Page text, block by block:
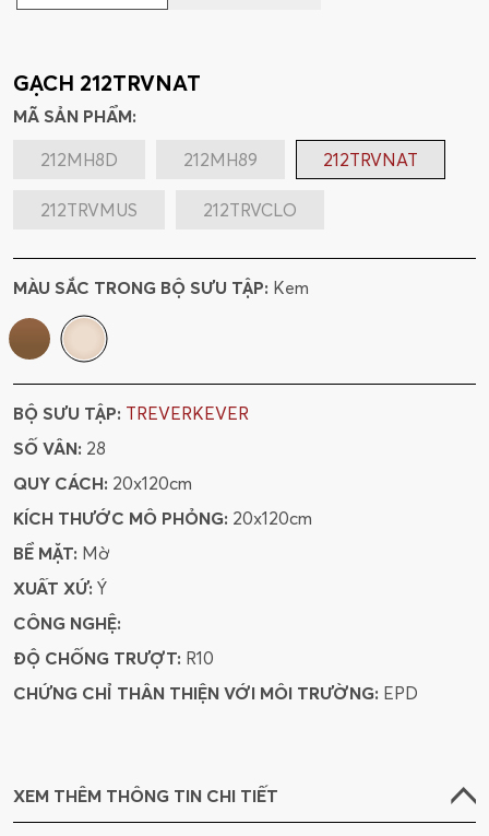
GẠCH 212TRVNAT
MÃ SẢN PHẨM:
212MH8D
212MH89 212TRVNAT
212TRVMUS 212TRVCLO
MÀU SẮC TRONG BỘ SƯU TẬP: Kem
BỘ SƯU TẬP: TREVERKEVER
SỐ VÂN: 28
QUY CÁCH: 20x120cm
KÍCH THƯỚC MÔ PHỎNG: 20x120cm
BỀ MẶT: Mờ
XUẤT XỨ: Ý
CÔNG NGHỆ:
ĐỘ CHỐNG TRƯỢT: R10
CHỨNG CHỈ THÂN THIỆN VỚI MÔI TRƯỜNG: EPD
XEM THÊM THÔNG TIN CHI TIẾT